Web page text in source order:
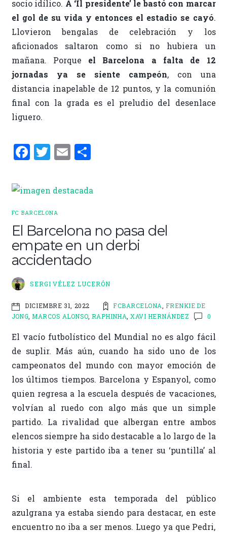
socio idílico. A ‘Il presidente’ le bastó con marcar
el gol de su vida y entonces el estadio se cayó.
Llovieron bengalas de celebración y los
aficionados saltaron como si no hubiera un
mañana. Porque el Barcelona a falta de 12
jornadas ya se siente campeón, con una
distancia inapelable de 12 puntos, y la comunión
final con la grada es el preludio del desenlace
liguero.
F
ce
b
o
o
k
T
it
te
r
E
ai
l
C
m
p
ti
r
FC BARCELONA
El Barcelona no pasa del
empate en un derbi
accidentado
SERGI VÉLEZ LUCERÓN
DICIEMBRE 31, 2022 FCBARCELONA FRENKIE DE
JONG ,MARCOS ALONSO, RAPHINHA ,XAVI HERNÁNDEZ 0
El vacío futbolístico del Mundial no es algo fácil
de suplir. Más aún, cuando ha sido uno de los
campeonatos del mundo con mayor emoción de
los últimos tiempos. Barcelona y Espanyol, como
quien regresa a la escuela después de vacaciones,
volvían al ruedo con algo más que un simple
partido. La rivalidad que albergan entre ambos
elencos siempre ha sido destacable a lo largo de la
historia y este partido iba a tener su ‘puntilla’ al
final.
Si el ambiente esta temporada del público
azulgrana ya estaba siendo para destacar, en este
encuentro no iba a ser menos. Luego ya que Pedri,